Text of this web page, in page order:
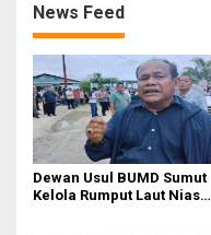
News Feed
Dewan Usul BUMD Sumut
Kelola Rumput Laut Nias